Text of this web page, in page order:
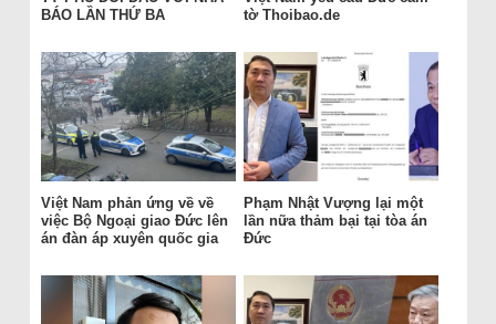
BÁO LẦN THỨ BA
tờ Thoibao.de
Việt Nam phản ứng về về
việc Bộ Ngoại giao Đức lên
án đàn áp xuyên quốc gia
Phạm Nhật Vượng lại một
lần nữa thảm bại tại tòa án
Đức